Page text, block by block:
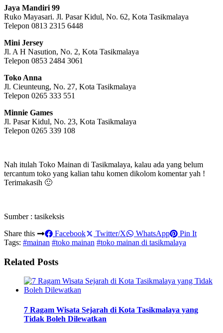
Jaya Mandiri 99
Ruko Mayasari. Jl. Pasar Kidul, No. 62, Kota Tasikmalaya
Telepon 0813 2315 6448
Mini Jersey
Jl. A H Nasution, No. 2, Kota Tasikmalaya
Telepon 0853 2484 3061
Toko Anna
Jl. Cieunteung, No. 27, Kota Tasikmalaya
Telepon 0265 333 551
Minnie Games
Jl. Pasar Kidul, No. 23, Kota Tasikmalaya
Telepon 0265 339 108
Nah itulah Toko Mainan di Tasikmalaya, kalau ada yang belum
tercantum toko yang kalian tahu komen dikolom komentar yah !
Terimakasih 🙂
Sumber : tasikeksis
Share this
Facebook Twitter/X WhatsApp
Pin It
Tags: #mainan #toko mainan #toko mainan di tasikmalaya
Related Posts
7 Ragam Wisata Sejarah di Kota Tasikmalaya yang
Tidak Boleh Dilewatkan